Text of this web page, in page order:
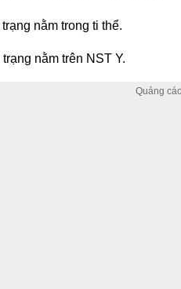
nằm trong ti thể.
nằm trên NST Y.